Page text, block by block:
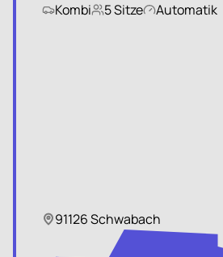
Kombi 5 Sitze Automatik
91126 Schwabach